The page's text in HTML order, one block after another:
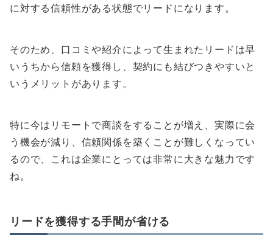
に対する信頼性がある状態でリードになります。
そのため、口コミや紹介によって生まれたリードは早
いうちから信頼を獲得し、契約にも結びつきやすいと
いうメリットがあります。
特に今はリモートで商談をすることが増え、実際に会
う機会が減り、信頼関係を築くことが難しくなってい
るので、これは企業にとっては非常に大きな魅力です
ね。
リードを獲得する手間が省ける